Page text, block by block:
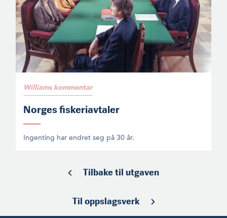
Williams kommentar
Norges fiskeriavtaler
Ingenting har endret seg på 30 år.
Tilbake til utgaven
Til oppslagsverk